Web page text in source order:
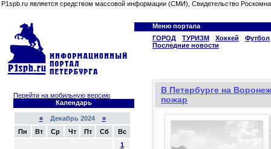
P1spb.ru является средством массовой информации (СМИ), Свидетельство
Меню портала
ГОРОД
ТУРИЗМ Хоккей
Футбол
Последние новости
Перейти на мобильную версию
Календарь
«Декабрь 2024 »
Пн
Вт Ср Чт Пт Сб
Вс
1
В Петербурге на
пожар